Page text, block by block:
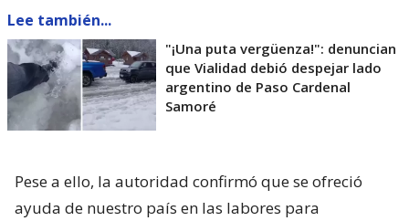
Lee también...
"¡Una puta vergüenza!": denuncian
que Vialidad debió despejar lado
argentino de Paso Cardenal
Samoré
Pese a ello, la autoridad confirmó que se ofreció
ayuda de nuestro país en las labores para